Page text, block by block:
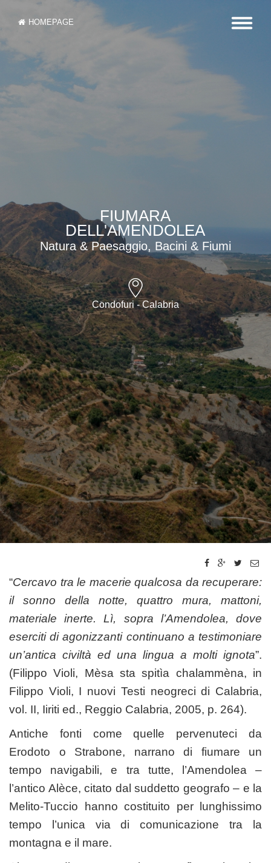
HOMEPAGE
FIUMARA
DELL'AMENDOLEA
Natura & Paesaggio, Bacini & Fiumi
Condofuri - Calabria
“Cercavo tra le macerie qualcosa da recuperare:
il sonno della notte, quattro mura, mattoni,
materiale inerte. Lì, sopra l’Amendolea, dove
eserciti di agonizzanti continuano a testimoniare
un’antica civiltà ed una lingua a molti ignota”.
(Filippo Violi, Mèsa sta spitìa chalammèna, in
Filippo Violi, I nuovi Testi neogreci di Calabria,
vol. II, Iiriti ed., Reggio Calabria, 2005, p. 264).
Antiche fonti come quelle pervenuteci da
Erodoto o Strabone, narrano di fiumare un
tempo navigabili, e tra tutte, l’Amendolea –
l’antico Alèce, citato dal suddetto geografo – e la
Melito-Tuccio hanno costituito per lunghissimo
tempo l’unica via di comunicazione tra la
montagna e il mare.